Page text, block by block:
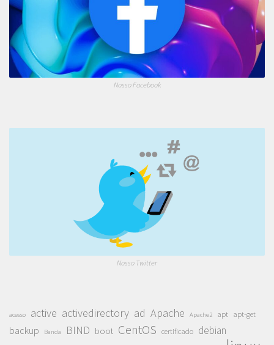
Nosso Facebook
Nosso Twitter
acesso active activedirectory ad Apache Apache2 apt apt-get
backup Banda BIND boot CentOS certificado debian